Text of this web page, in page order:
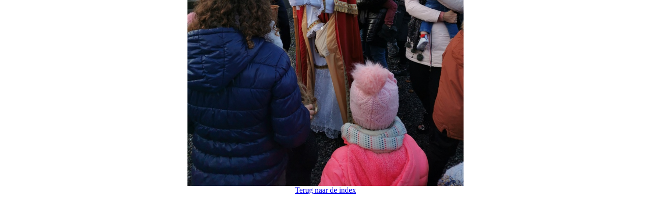
Terug naar de index